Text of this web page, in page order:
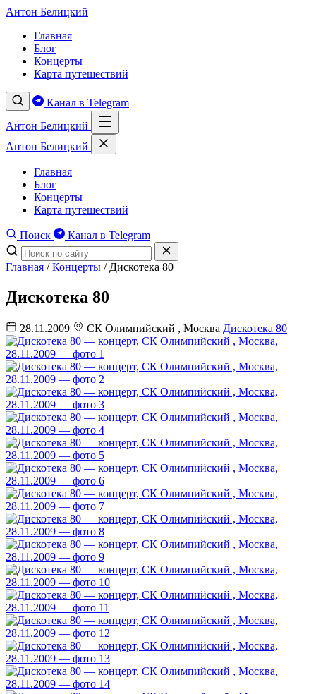
Антон Белицкий
Главная
Блог
Концерты
Карта путешествий
Канал в Telegram
Антон Белицкий
Антон Белицкий
Главная
Блог
Концерты
Карта путешествий
Поиск Канал в Telegram
Главная / Концерты / Дискотека 80
Дискотека 80
28.11.2009 СК Олимпийский , Москва Дискотека 80